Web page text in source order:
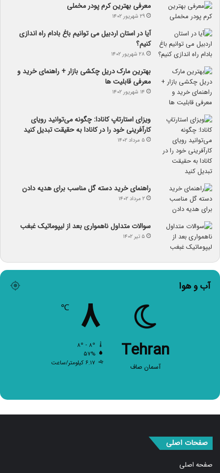
معرفی بهترین کرم پودر مخملی
۲۹ شهریور ۱۴۰۲
آیا در استان اردبیل می توانیم باغ بادام راه اندازی
کنیم؟
۲۸ شهریور ۱۴۰۲
بهترین مارک دریل چکشی بازار + راهنمای خرید و
معرفی قابلیت ها
۱۴ شهریور ۱۴۰۲
ویزای استارتاپ کانادا: چگونه می‌توانید رویای
کارآفرینی خود را در کانادا به حقیقت تبدیل کنید
۵ مرداد ۱۴۰۲
راهنمای خرید دسته گل مناسب برای هدیه دادن
۲ مرداد ۱۴۰۲
سوالات متداول ناهمواری بعد از لیپوماتیک غبغب
۵ تیر ۱۴۰۲
آب و هوا
Tehran
آسمان صاف
۸ ℃
۵۷%
۶.۱۷ کیلومتر/ساعت
صفحات اصلی
صفحه اصلی